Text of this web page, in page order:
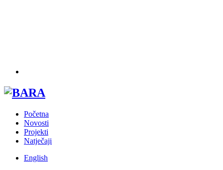
Početna
Novosti
Projekti
Natječaji
English